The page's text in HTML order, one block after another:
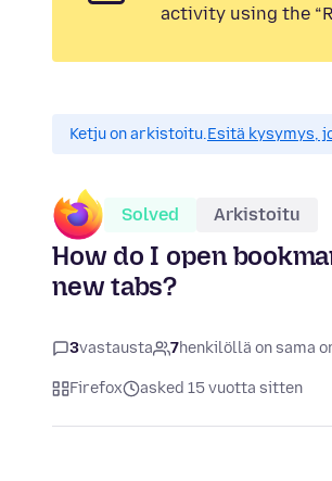
activity using the
Ketju on arkistoitu.Esitä kysymys,
Solved Arkistoitu
How do I open
new tabs?
3vastausta 7henkilöllä on sama
Firefox asked 15 vuotta sitten